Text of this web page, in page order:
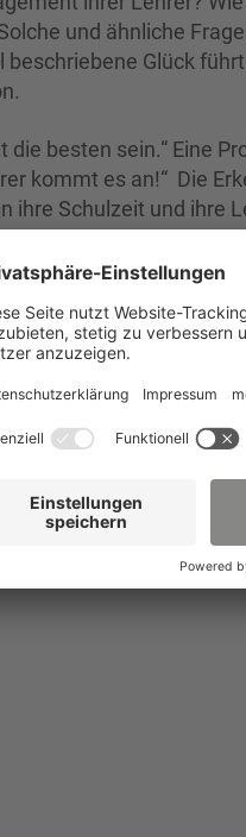
und ähnliche
Glück
besten sein.“ Eine
kommt es an!“ Die
ihre Schulzeit und ihre
vor mehr als 250
Eine harte Schule des
Verfahren
zu erklären,
Stimmung, sind
Humor, Verständnis
Auge zudrücken und
aber nicht
aus.